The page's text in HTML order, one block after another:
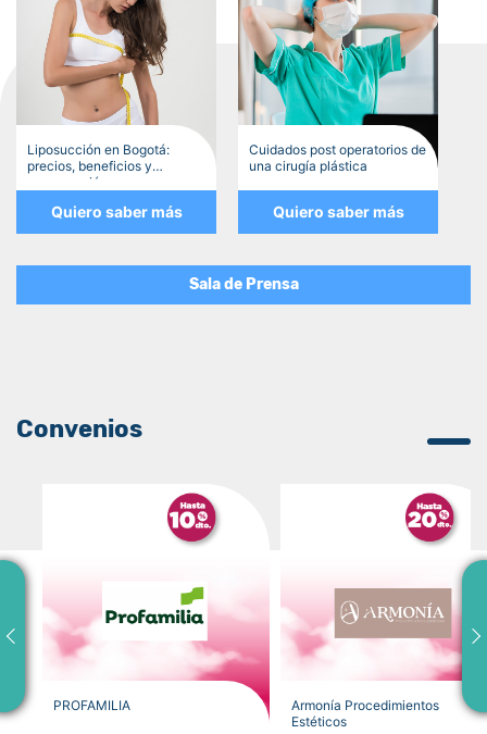
Liposucción en Bogotá:
precios, beneficios y
recuperación
Quiero saber más
Cuidados post operatorios de
una cirugía plástica
Quiero saber más
Sala de Prensa
Convenios
PROFAMILIA
Armonía Procedimientos
Estéticos